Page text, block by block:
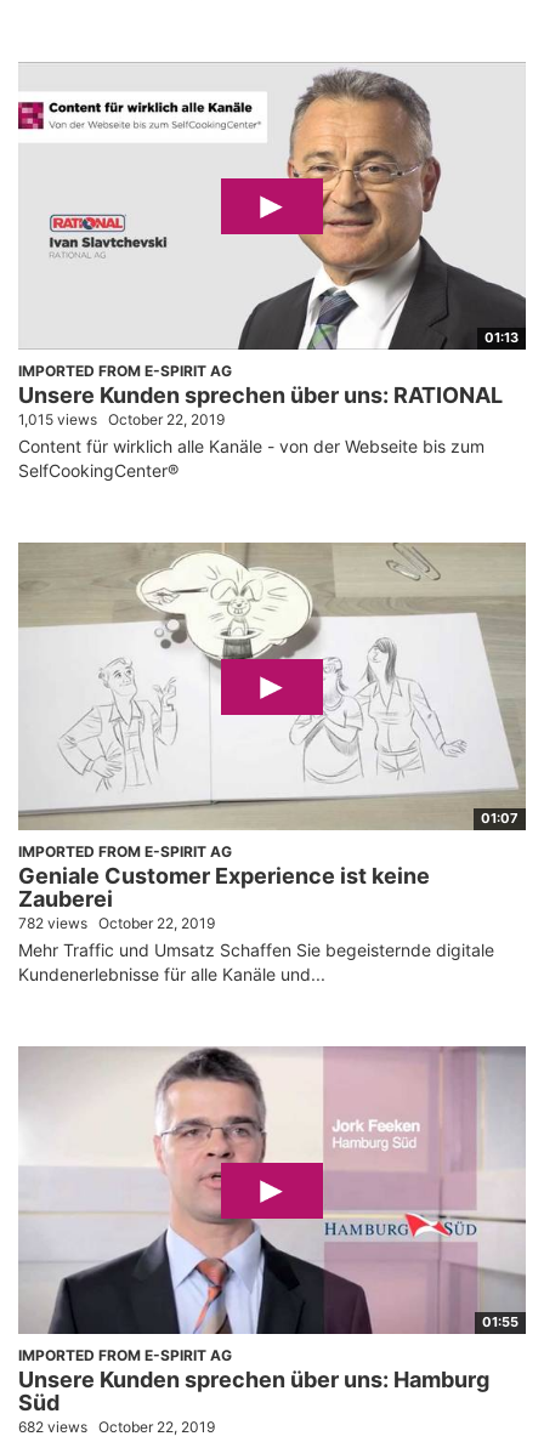
01:13
IMPORTED FROM E-SPIRIT AG
Unsere Kunden sprechen über uns: RATIONAL
1,015 views October 22, 2019
Content für wirklich alle Kanäle - von der Webseite bis zum
SelfCookingCenter®
01:07
IMPORTED FROM E-SPIRIT AG
Geniale Customer Experience ist keine
Zauberei
782 views October 22, 2019
Mehr Traffic und Umsatz Schaffen Sie begeisternde digitale
Kundenerlebnisse für alle Kanäle und...
01:55
IMPORTED FROM E-SPIRIT AG
Unsere Kunden sprechen über uns: Hamburg
Süd
682 views October 22, 2019